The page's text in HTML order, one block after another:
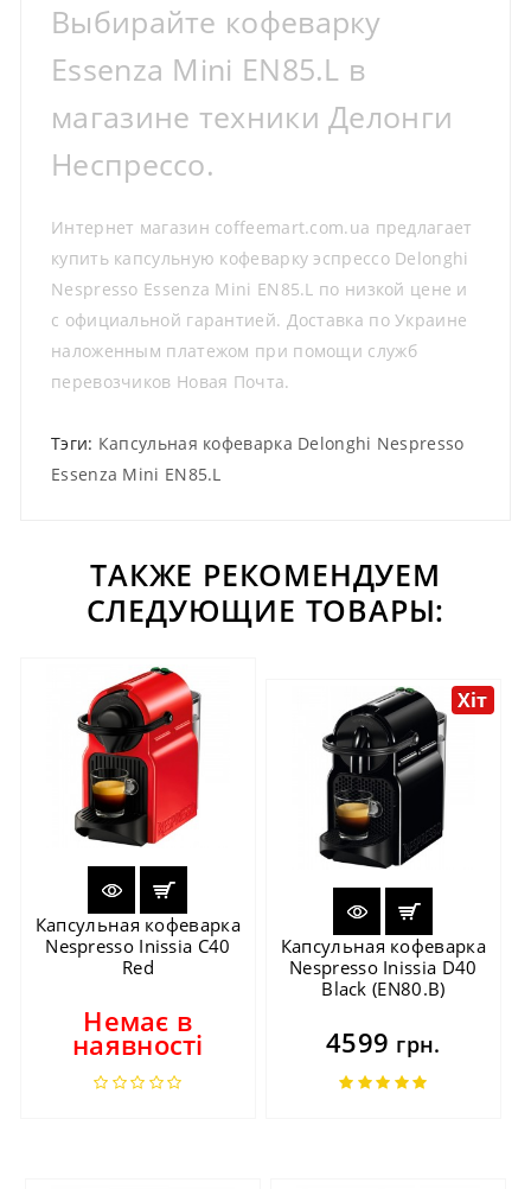
Выбирайте кофеварку
Essenza Mini EN85.L в
магазине техники Делонги
Неспрессо.
Интернет магазин coffeemart.com.ua предлагает
купить капсульную кофеварку эспрессо Delonghi
Nespresso Essenza Mini EN85.L по низкой цене и
с официальной гарантией. Доставка по Украине
наложенным платежом при помощи служб
перевозчиков Новая Почта.
Тэги: Капсульная кофеварка Delonghi Nespresso
Essenza Mini EN85.L
ТАКЖЕ РЕКОМЕНДУЕМ
СЛЕДУЮЩИЕ ТОВАРЫ:
Капсульная кофеварка
Nespresso Inissia C40
Red
Немає в
наявності
Хіт
Капсульная кофеварка
Nespresso Inissia D40
Black (EN80.B)
4599 грн.